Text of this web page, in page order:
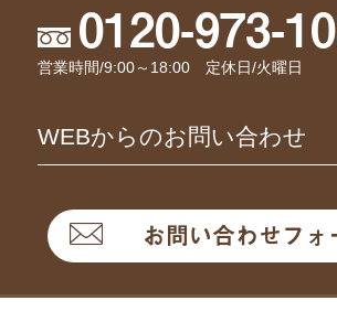
0120-973-
営業時間/9:00～18:00 定休日/火曜日
WEBからのお問い合わせ
お問い合わせフォ